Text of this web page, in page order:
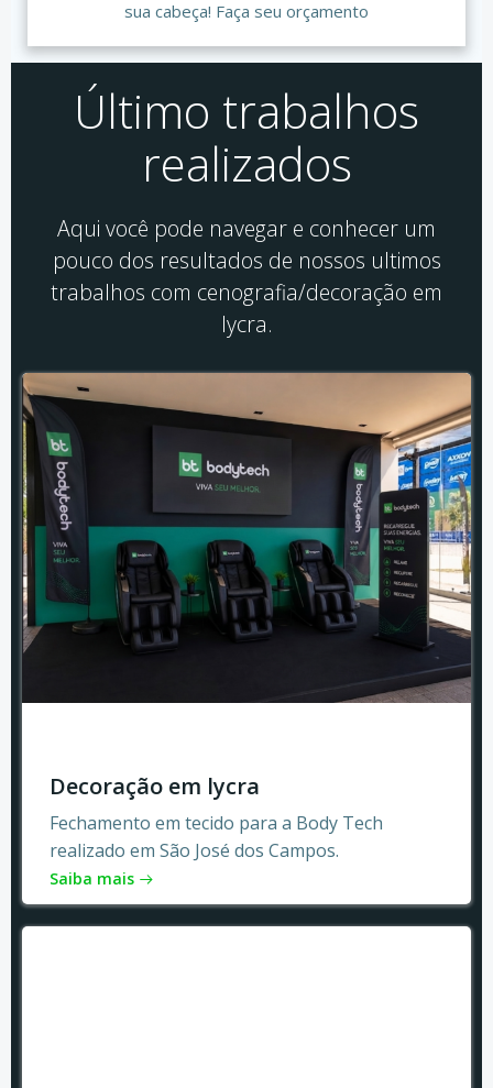
sua cabeça! Faça seu orçamento
Último trabalhos
realizados
Aqui você pode navegar e conhecer um
pouco dos resultados de nossos ultimos
trabalhos com cenografia/decoração em
lycra.
Decoração em lycra
Fechamento em tecido para a Body Tech
realizado em São José dos Campos.
Saiba mais